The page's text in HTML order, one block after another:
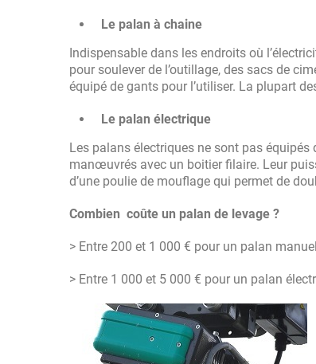
Le palan à chaine
Indispensable dans les endroits où
pour soulever de l’outillage, des sacs de
équipé de gants pour l’utiliser. La plupart
Le palan électrique
Les palans électriques ne sont pas
manœuvrés avec un boitier filaire. Leur
d’une poulie de mouflage qui permet de
Combien coûte un palan de levage ?
> Entre 200 et 1 000 € pour un palan
> Entre 1 000 et 5 000 € pour un palan